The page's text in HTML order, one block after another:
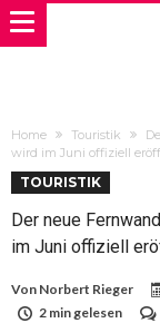
Home Touristik
wird im Juni offiziell
TOURISTIK
Der neue
im Juni offiziell
Von Norbert Rieger
2 min gelesen